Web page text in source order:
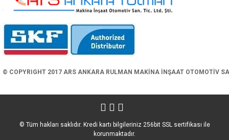
© COPYRIGHT 2017 ARS ANKARA RULMAN MAKİNA İNŞAAT OTOMOTİV
© Tüm hakları saklıdır. Kredi kartı bilgileriniz 256bit SSL sertifikası ile
korunmaktadır.